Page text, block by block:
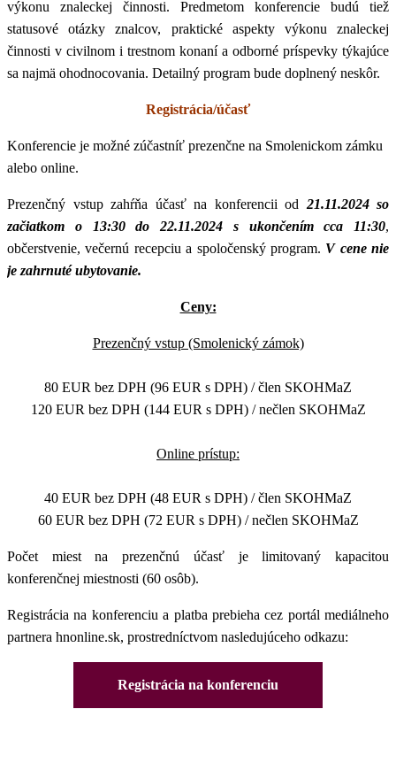
výkonu znaleckej činnosti. Predmetom konferencie budú tiež
statusové otázky znalcov, praktické aspekty výkonu znaleckej
činnosti v civilnom i trestnom konaní a odborné príspevky týkajúce
sa najmä ohodnocovania. Detailný program bude doplnený neskôr.
Registrácia/účasť
Konferencie je možné zúčastníť prezenčne na Smolenickom zámku
alebo online.
Prezenčný vstup zahŕňa účasť na konferencii od 21.11.2024 so
začiatkom o 13:30 do 22.11.2024 s ukončením cca 11:30,
občerstvenie, večernú recepciu a spoločenský program. V cene nie
je zahrnuté ubytovanie.
Ceny:
Prezenčný vstup (Smolenický zámok)
80 EUR bez DPH (96 EUR s DPH) / člen SKOHMaZ
120 EUR bez DPH (144 EUR s DPH) / nečlen SKOHMaZ
Online prístup:
40 EUR bez DPH (48 EUR s DPH) / člen SKOHMaZ
60 EUR bez DPH (72 EUR s DPH) / nečlen SKOHMaZ
Počet miest na prezenčnú účasť je limitovaný kapacitou
konferenčnej miestnosti (60 osôb).
Registrácia na konferenciu a platba prebieha cez portál mediálneho
partnera hnonline.sk, prostredníctvom nasledujúceho odkazu:
Registrácia na konferenciu